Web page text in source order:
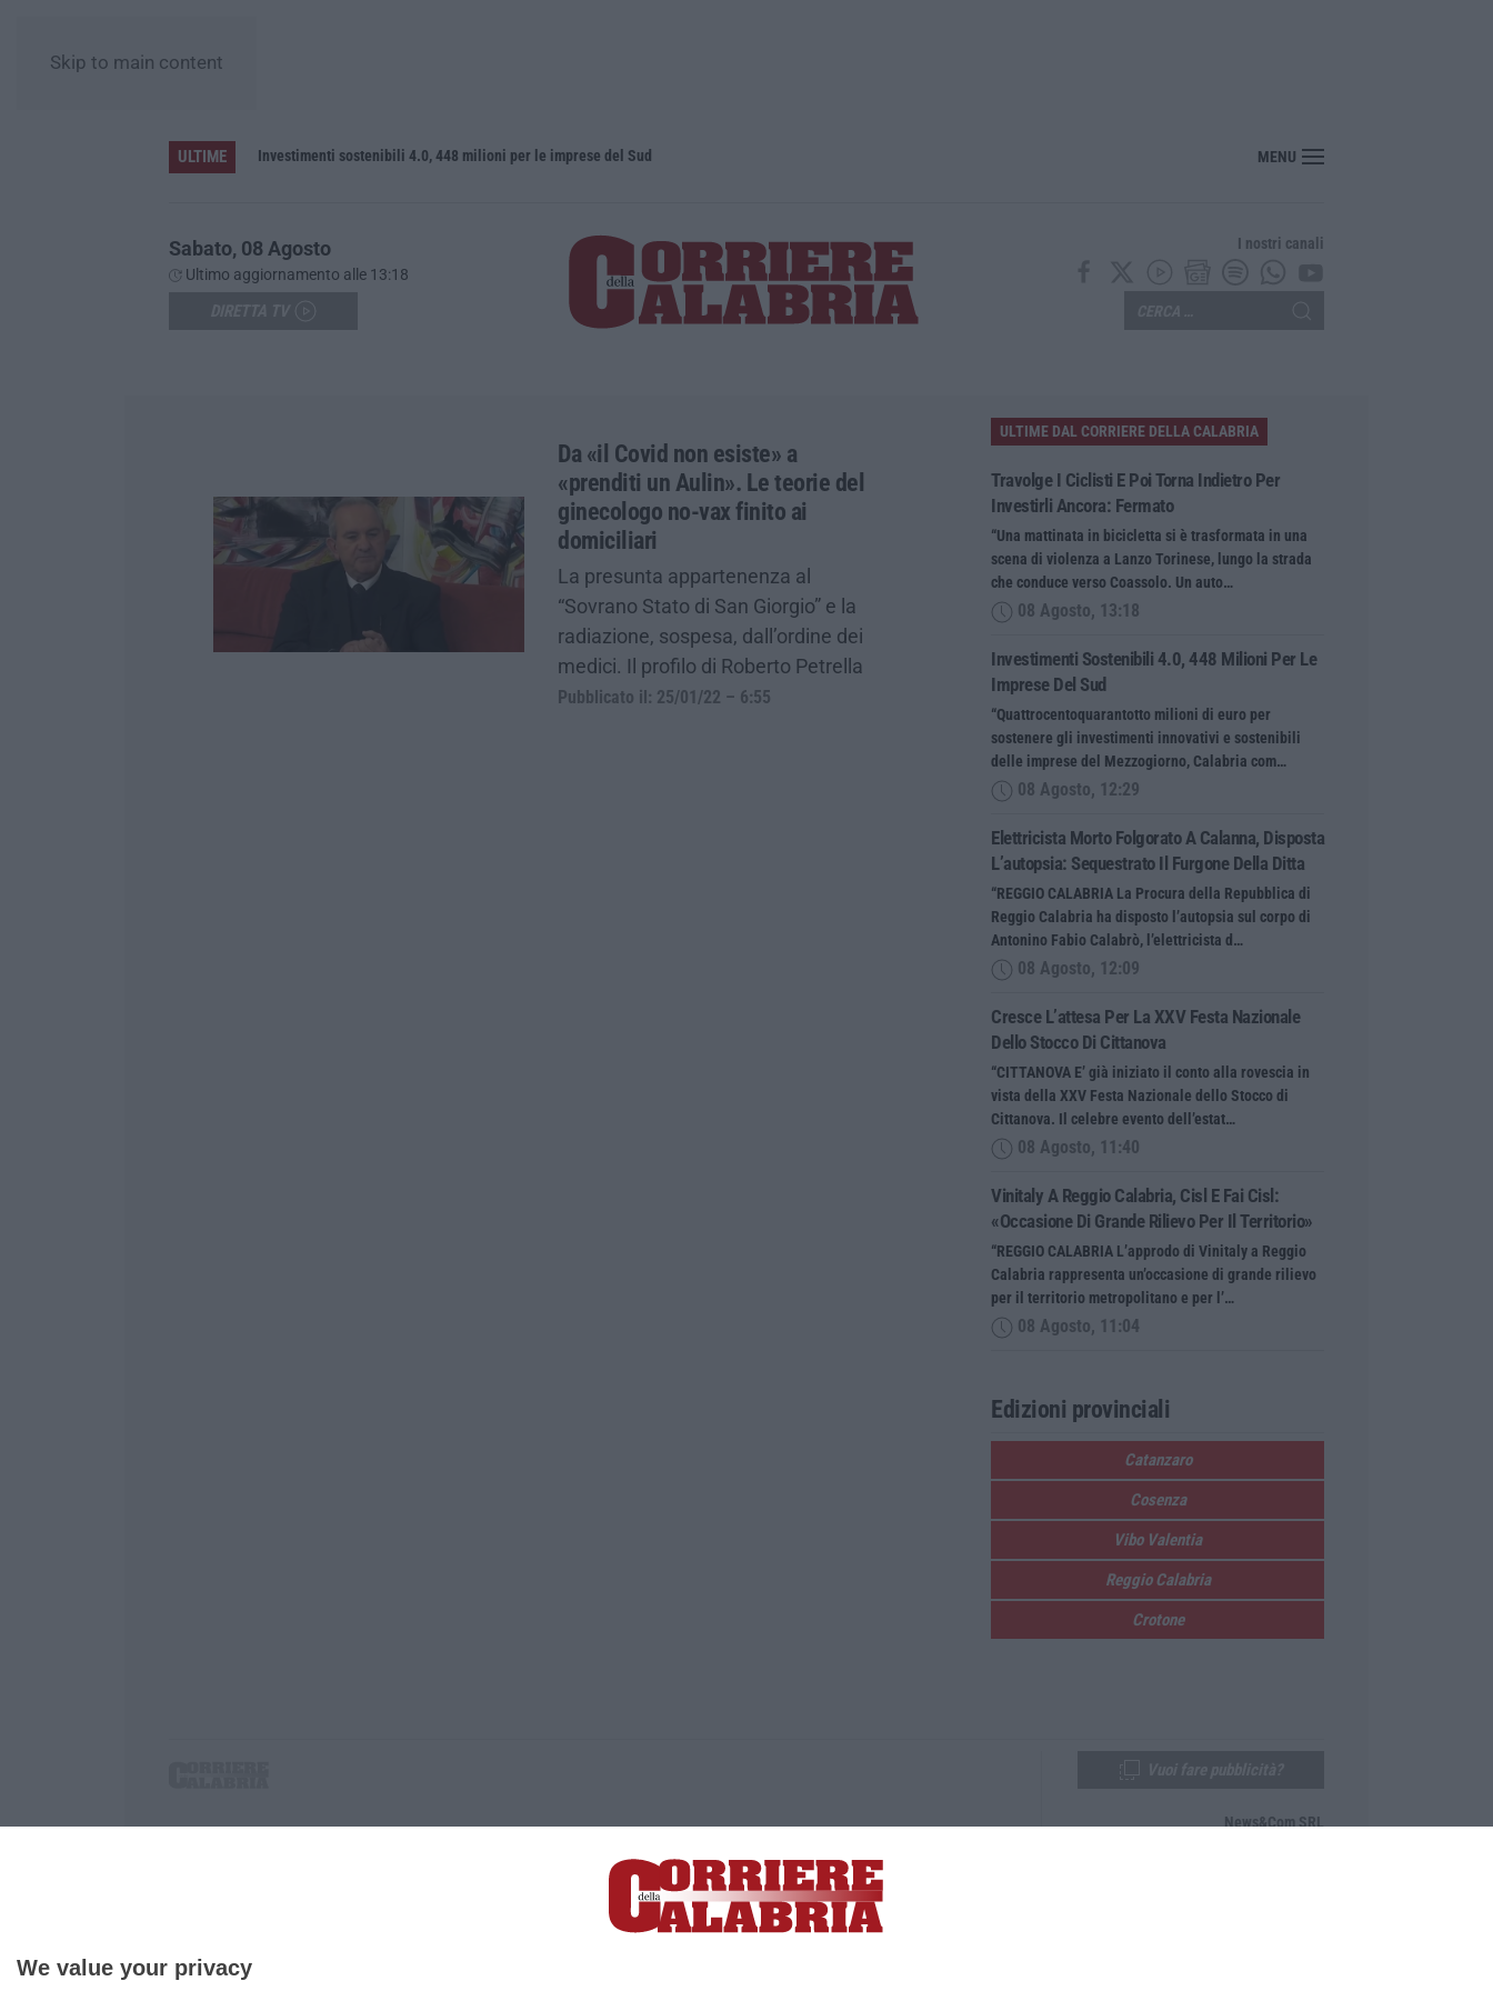
We value your privacy
Skip to main content
ULTIME Investimenti sostenibili 4.0, 448 milioni per le imprese del Sud Elettricista morto folgorato a Calanna, disposta l’autopsia: sequestrato il furgone della
MENU
Sabato, 08 Agosto
Ultimo aggiornamento alle 13:18
I nostri canali
Da «il Covid non esiste» a
«prenditi un Aulin». Le teorie del
ginecologo no-vax finito ai
domiciliari
La presunta appartenenza al
“Sovrano Stato di San Giorgio” e la
radiazione, sospesa, dall’ordine dei
medici. Il profilo di Roberto Petrella
Pubblicato il: 25/01/22 – 6:55
ULTIME DAL CORRIERE DELLA CALABRIA
Travolge I Ciclisti E Poi Torna Indietro Per
Investirli Ancora: Fermato
“Una mattinata in bicicletta si è trasformata in una
scena di violenza a Lanzo Torinese, lungo la strada
che conduce verso Coassolo. Un auto…
08 Agosto, 13:18
Investimenti Sostenibili 4.0, 448 Milioni Per Le
Imprese Del Sud
“Quattrocentoquarantotto milioni di euro per
sostenere gli investimenti innovativi e sostenibili
delle imprese del Mezzogiorno, Calabria com…
08 Agosto, 12:29
Elettricista Morto Folgorato A Calanna, Disposta
L’autopsia: Sequestrato Il Furgone Della Ditta
“REGGIO CALABRIA La Procura della Repubblica di
Reggio Calabria ha disposto l’autopsia sul corpo di
Antonino Fabio Calabrò, l’elettricista d…
08 Agosto, 12:09
Cresce L’attesa Per La XXV Festa Nazionale
Dello Stocco Di Cittanova
“CITTANOVA E’ già iniziato il conto alla rovescia in
vista della XXV Festa Nazionale dello Stocco di
Cittanova. Il celebre evento dell’estat…
08 Agosto, 11:40
Vinitaly A Reggio Calabria, Cisl E Fai Cisl:
«Occasione Di Grande Rilievo Per Il Territorio»
“REGGIO CALABRIA L’approdo di Vinitaly a Reggio
Calabria rappresenta un’occasione di grande rilievo
per il territorio metropolitano e per l’…
08 Agosto, 11:04
Edizioni provinciali
Catanzaro
Cosenza
Vibo Valentia
Reggio Calabria
Crotone
P.IVA. 03199620794, Via del mare 6/G, S.Eufemia, Lamezia Terme (CZ)
Iscrizione tribunale di Lamezia Terme 5/2011 - Direttore responsabile Paola Militano |Privacy
News&Com SRL